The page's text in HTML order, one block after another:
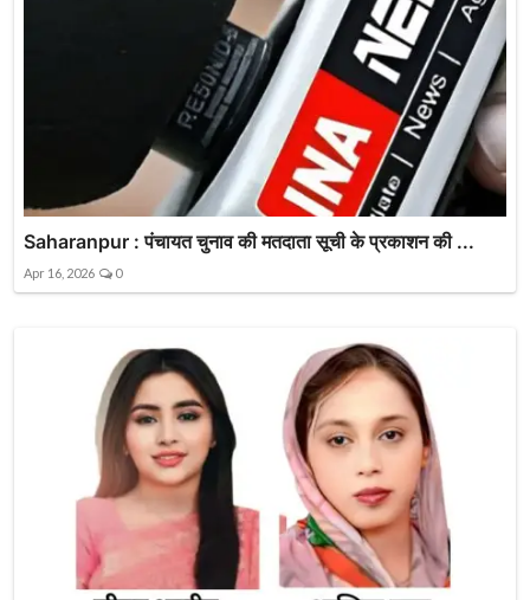
Saharanpur : पंचायत चुनाव की मतदाता सूची के प्रकाशन की ...
Apr 16, 2026 0